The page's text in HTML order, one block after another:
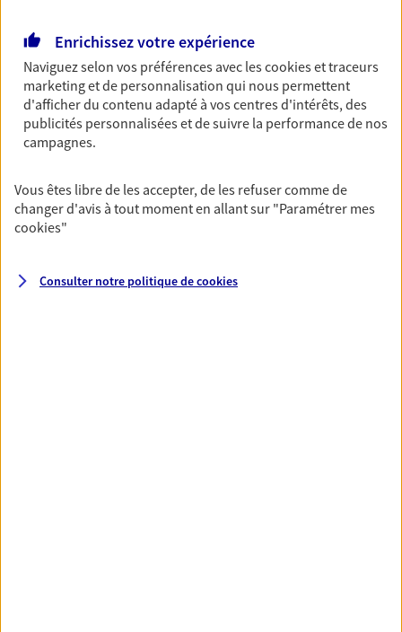
Multirisque Entreprise
Gagnez en simplicité et en sérénité avec votre
assurance multirisque entreprise. Un contrat
unique pour protéger vos locaux, matériels pro,
équipements et stocks… sans oublier votre
responsabilité civile.
Découvrir l'offre Multirisque Entreprise
Enrichissez votre expérience
Naviguez selon vos préférences avec lescookies et traceurs
marketing et de personnalisation qui nous permettent
d'afficher du contenu adapté à vos centres d'intérêts, des
publicités personnalisées et de suivre la performance de nos
campagnes.
Vous êtes libre de les accepter, de les refuser comme de
changer d'avis à tout moment en allant sur "Paramétrer mes
cookies"
Consulter notre politique decookies